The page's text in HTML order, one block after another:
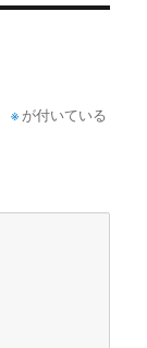
※ が付いている